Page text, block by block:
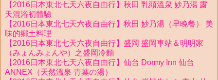
【2016日本東北七天六夜自由行】秋田 乳頭溫泉 妙乃湯 露
天混浴初體驗
【2016日本東北七天六夜自由行】秋田 妙乃湯（早晚餐） 美
味的鄉土料理
【2016日本東北七天六夜自由行】盛岡 盛岡車站＆明明家
（みょんみょんや）之盛岡冷麵
【2016日本東北七天六夜自由行】仙台 Dormy Inn 仙台
ANNEX（天然溫泉 青葉の湯）